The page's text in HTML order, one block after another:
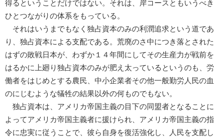
得るということだけではない。それは、岸コースともいうべき
ひとつながりの体系をもっている。
それはいうまでもなく独占資本のみの利潤追求という道であ
り、独占資本による支配である。荒廃のさ中につき落とされた
はずの敗戦日本が、わずか１４年間にしてその生産力が戦前を
はるかに上廻り独占資本のみが肥え太っているというのも、労
働者をはじめとする農民、中小企業者その他一般勤労人民の血
のにじむような犠牲の結果以外の何ものでもない。
独占資本は、アメリカ帝国主義の目下の同盟者となることに
よってアメリカ帝国主義者に援けられ、アメリカ帝国主義の指
令に忠実に従うことで、彼ら自身を復活強化し、人民を支配し